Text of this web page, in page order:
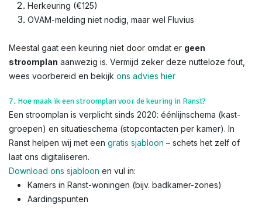
Herkeuring (€125)
OVAM-melding niet nodig, maar wel Fluvius
Meestal gaat een keuring niet door omdat er geen
stroomplan aanwezig is. Vermijd zeker deze nutteloze fout,
wees voorbereid en bekijk ons advies hier
7. Hoe maak ik een stroomplan voor de keuring in Ranst?
Een stroomplan is verplicht sinds 2020: éénlijnschema (kast-
groepen) en situatieschema (stopcontacten per kamer). In
Ranst helpen wij met een gratis sjabloon – schets het zelf of
laat ons digitaliseren.
Download ons sjabloon en vul in:
Kamers in Ranst-woningen (bijv. badkamer-zones)
Aardingspunten